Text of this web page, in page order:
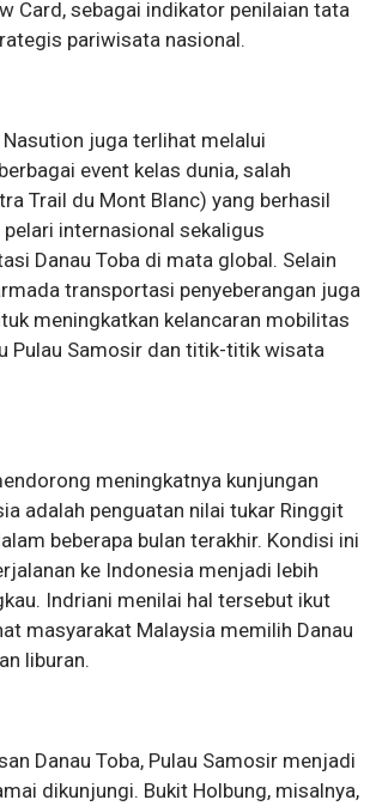
Card, sebagai indikator penilaian tata
pariwisata nasional.
Nasution juga terlihat melalui
event kelas dunia, salah
Trail du Mont Blanc) yang berhasil
internasional sekaligus
Danau Toba di mata global. Selain
transportasi penyeberangan juga
meningkatkan kelancaran mobilitas
Pulau Samosir dan titik-titik wisata
meningkatnya kunjungan
adalah penguatan nilai tukar Ringgit
beberapa bulan terakhir. Kondisi ini
ke Indonesia menjadi lebih
Indriani menilai hal tersebut ikut
masyarakat Malaysia memilih Danau
liburan.
Danau Toba, Pulau Samosir menjadi
dikunjungi. Bukit Holbung, misalnya,